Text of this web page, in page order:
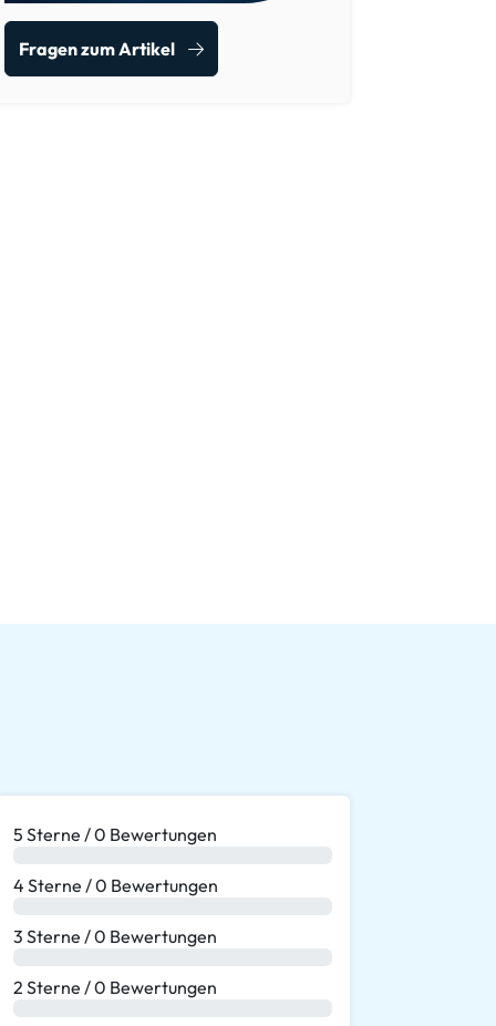
Fragen zum Artikel
5 Sterne / 0 Bewertungen
4 Sterne / 0 Bewertungen
3 Sterne / 0 Bewertungen
2 Sterne / 0 Bewertungen